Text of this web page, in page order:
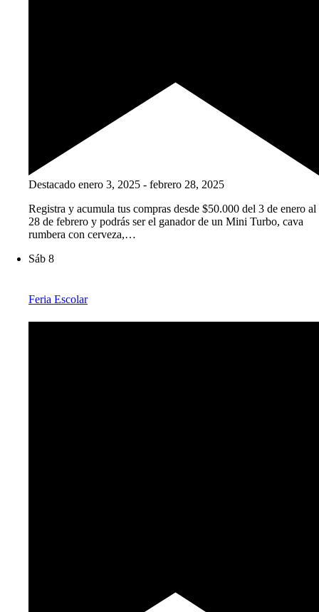
Destacado enero 3, 2025 - febrero 28, 2025
Registra y acumula tus compras desde $50.000 del 3 de enero al
28 de febrero y podrás ser el ganador de un Mini Turbo, cava
rumbera con cerveza,…
Sáb 8
Feria Escolar